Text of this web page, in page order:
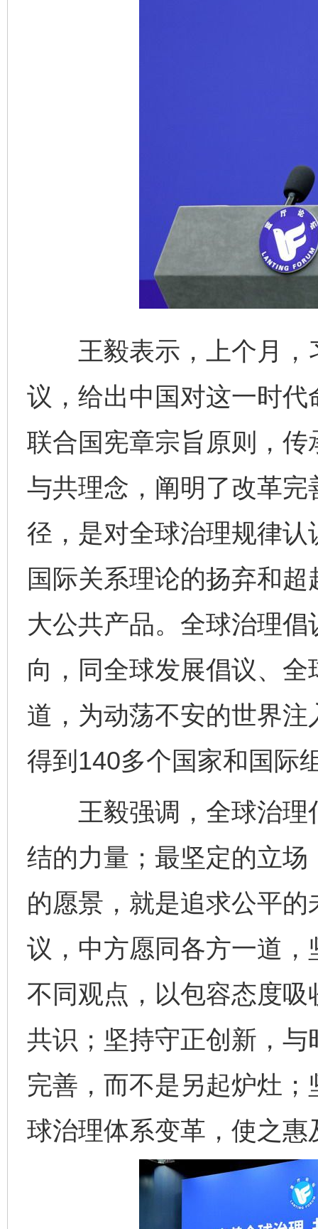
王毅表示，上个月，
议，给出中国对这一时
联合国宪章宗旨原则，
与共理念，阐明了改革
径，是对全球治理规律
国际关系理论的扬弃和
大公共产品。全球治理
向，同全球发展倡议、
道，为动荡不安的世界
得到140多个国家和国际
王毅强调，全球治理
结的力量；最坚定的立
的愿景，就是追求公平
议，中方愿同各方一道
不同观点，以包容态度
共识；坚持守正创新，
完善，而不是另起炉灶
球治理体系变革，使之惠